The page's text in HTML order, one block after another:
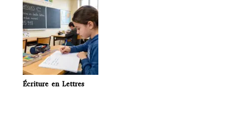
Écriture en Lettres